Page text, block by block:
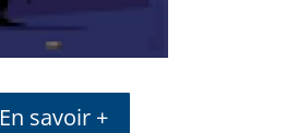
En savoir +